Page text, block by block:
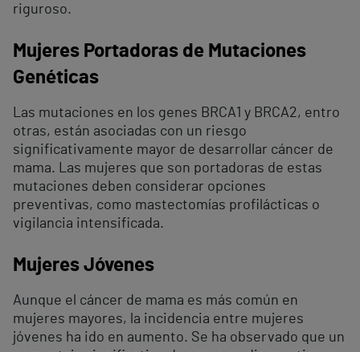
riguroso.
Mujeres Portadoras de Mutaciones
Genéticas
Las mutaciones en los genes BRCA1 y BRCA2, entro
otras, están asociadas con un riesgo
significativamente mayor de desarrollar cáncer de
mama. Las mujeres que son portadoras de estas
mutaciones deben considerar opciones
preventivas, como mastectomías profilácticas o
vigilancia intensificada.
Mujeres Jóvenes
Aunque el cáncer de mama es más común en
mujeres mayores, la incidencia entre mujeres
jóvenes ha ido en aumento. Se ha observado que un